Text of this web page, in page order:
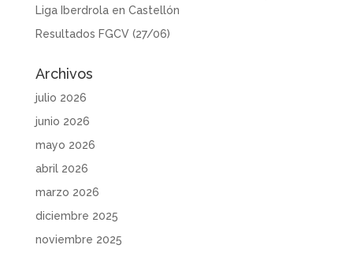
Liga Iberdrola en Castellón
Resultados FGCV (27/06)
Archivos
julio 2026
junio 2026
mayo 2026
abril 2026
marzo 2026
diciembre 2025
noviembre 2025